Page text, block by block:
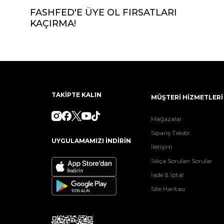
FASHFED'E ÜYE OL FIRSATLARI
KAÇIRMA!
TAKİPTE KALIN
UYGULAMAMIZI İNDİRİN
MÜŞTERİ HİZMETLERİ
Mağazalar
Sipariş Takibi
İletişim
Sıkça Sorulan Sorular
İade & İptal
Site Haritası